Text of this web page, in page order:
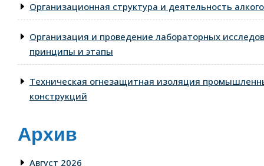
Организационная структура и деятельность
Организация и проведение лабораторных
принципы и этапы
Техническая огнезащитная изоляция
конструкций
Архив
Август 2026